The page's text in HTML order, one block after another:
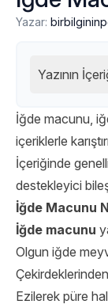
Yazar:
Yazının
İğde macunu,
içeriklerle
İçeriğinde
destekleyici
İğde Macunu
İğde macunu
Olgun iğde
Çekirdeklerinden
Ezilerek püre